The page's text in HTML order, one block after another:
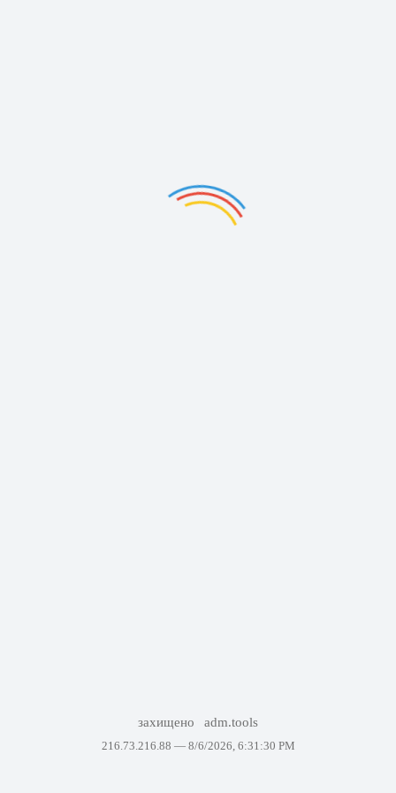
захищено adm.tools
216.73.216.88 — 8/6/2026, 6:31:30 PM